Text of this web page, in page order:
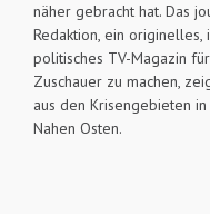
näher gebracht hat. Das
Redaktion, ein originelles,
politisches TV-Magazin
Zuschauer zu machen,
aus den Krisengebieten
Nahen Osten.